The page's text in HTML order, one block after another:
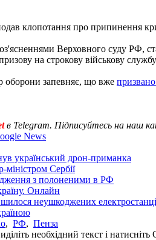
клопотання про припинення
Верховного суду РФ,
на строкову військову
оборони запевняє, що вже призвано
в Telegram. Підписуйтесь на наш
News
український дрон-приманка
міністром Сербії
з полоненими в РФ
Онлайн
неушкоджених
, РФ, Пенза
необхідний текст і